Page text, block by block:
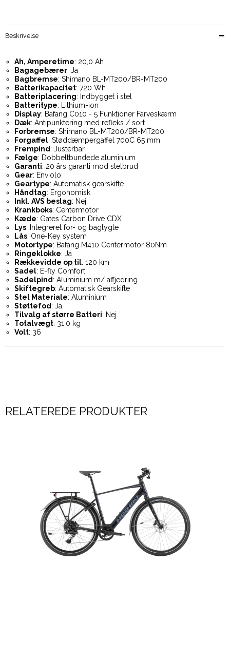
Beskrivelse
Ah, Amperetime: 20,0 Ah
Bagagebærer: Ja
Bagbremse: Shimano BL-MT200/BR-MT200
Batterikapacitet: 720 Wh
Batteriplacering: Indbygget i stel
Batteritype: Lithium-ion
Display: Bafang C010 - 5 Funktioner Farveskærm
Dæk: Antipunktering med refleks / sort
Forbremse: Shimano BL-MT200/BR-MT200
Forgaffel: Støddæmpergaffel 700C 65 mm
Frempind: Justerbar
Fælge: Dobbeltbundede aluminium
Garanti: 20 års garanti mod stelbrud
Gear: Enviolo
Geartype: Automatisk gearskifte
Håndtag: Ergonomisk
Inkl. AVS beslag: Nej
Krankboks: Centermotor
Kæde: Gates Carbon Drive CDX
Lys: Integreret for- og baglygte
Lås: One-Key system
Motortype: Bafang M410 Centermotor 80Nm
Ringeklokke: Ja
Rækkevidde op til: 120 km
Sadel: E-fly Comfort
Sadelpind: Aluminium m/ affjedring
Skiftegreb: Automatisk Gearskifte
Stel Materiale: Aluminium
Støttefod: Ja
Tilvalg af større Batteri: Nej
Totalvægt: 31,0 kg
Volt: 36
RELATEREDE PRODUKTER